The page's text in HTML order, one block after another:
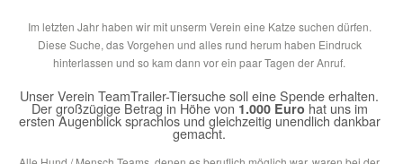
Im letzten Jahr haben wir mit unserm Verein eine Katze suchen dürfen.
Diese Suche, das Vorgehen und alles rund herum haben Eindruck
hinterlassen und so kam dann vor ein paar Tagen der Anruf.
Unser VereinTeamTrailer-Tiersuchesoll eine Spende erhalten.
Der großzügige Betrag in Höhe von 1.000 Euro hat uns im
ersten Augenblick sprachlos und gleichzeitig unendlich dankbar
gemacht.